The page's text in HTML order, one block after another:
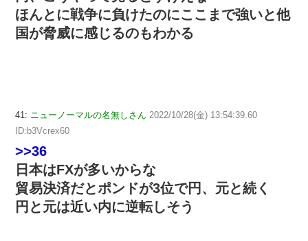
ほんとに戦争に負けたのにここまで強いと他
国が脅威に感じるのもわかる
41: ニューノーマルの名無しさん 2022/10/28(金) 13:54:39.60
ID:b3Vcrex60
>>36
日本はFXが多いからな
貿易決済だとポンドが3位で円、元と続く
円と元は近い内に逆転しそう